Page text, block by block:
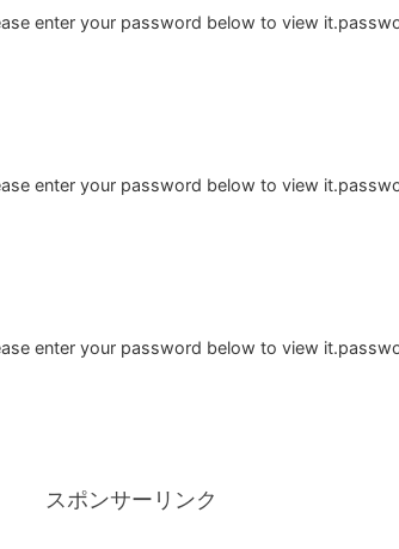
enter your password below to view
enter your password below to view
enter your password below to view
スポンサーリンク